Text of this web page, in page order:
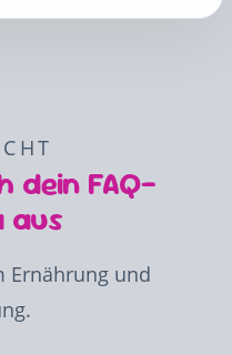
dein FAQ-
aus
Ernährung und